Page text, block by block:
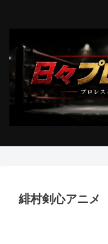
緋村剣心アニメ